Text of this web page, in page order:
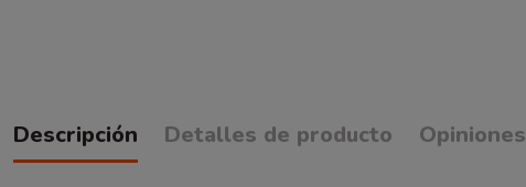
Descripción Detalles de producto Opiniones